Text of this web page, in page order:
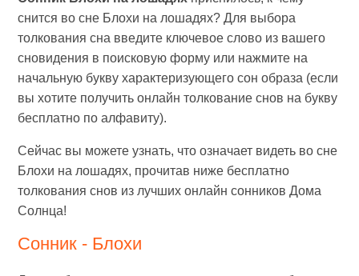
снится во сне Блохи на лошадях? Для выбора
толкования сна введите ключевое слово из вашего
сновидения в поисковую форму или нажмите на
начальную букву характеризующего сон образа (если
вы хотите получить онлайн толкование снов на букву
бесплатно по алфавиту).
Сейчас вы можете узнать, что означает видеть во сне
Блохи на лошадях, прочитав ниже бесплатно
толкования снов из лучших онлайн сонников Дома
Солнца!
Сонник - Блохи